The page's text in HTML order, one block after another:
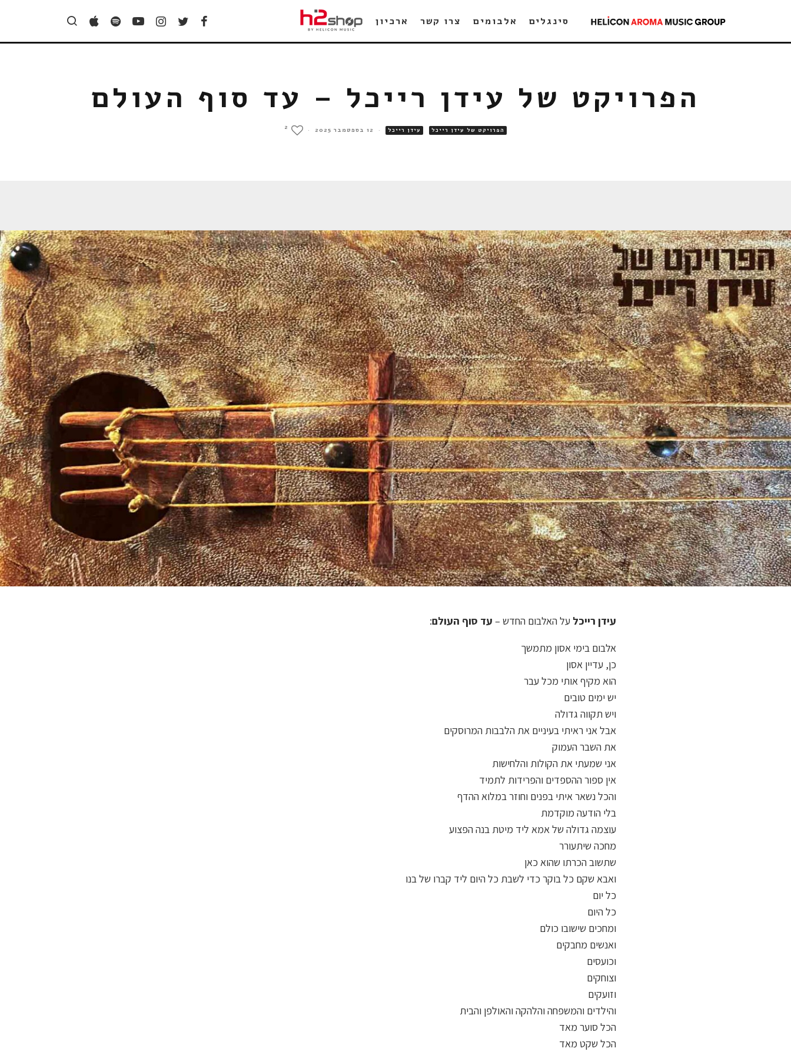
סינגלים אלבומים צרו קשר ארכיון
הפרויקט של עידן רייכל – עד סוף העולם
הפרויקט של עידן רייכל עידן רייכל · 12 בספטמבר 2025 ·
2
עידן רייכל על האלבום החדש – עד סוף העולם:
אלבום בימי אסון מתמשך
כן, עדיין אסון
הוא מקיף אותי מכל עבר
יש ימים טובים
ויש תקווה גדולה
אבל אני ראיתי בעיניים את הלבבות המרוסקים
את השבר העמוק
אני שמעתי את הקולות והלחישות
אין ספור ההספדים והפרידות לתמיד
והכל נשאר איתי בפנים וחוזר במלוא ההדף
בלי הודעה מוקדמת
עוצמה גדולה של אמא ליד מיטת בנה הפצוע
מחכה שיתעורר
שתשוב הכרתו שהוא כאן
ואבא שקם כל בוקר כדי לשבת כל היום ליד קברו של בנו
כל יום
כל היום
ומחכים שישובו כולם
ואנשים מחבקים
וכועסים
וצוחקים
וזועקים
והילדים והמשפחה והלהקה והאולפן והבית
הכל סוער מאד
הכל שקט מאד